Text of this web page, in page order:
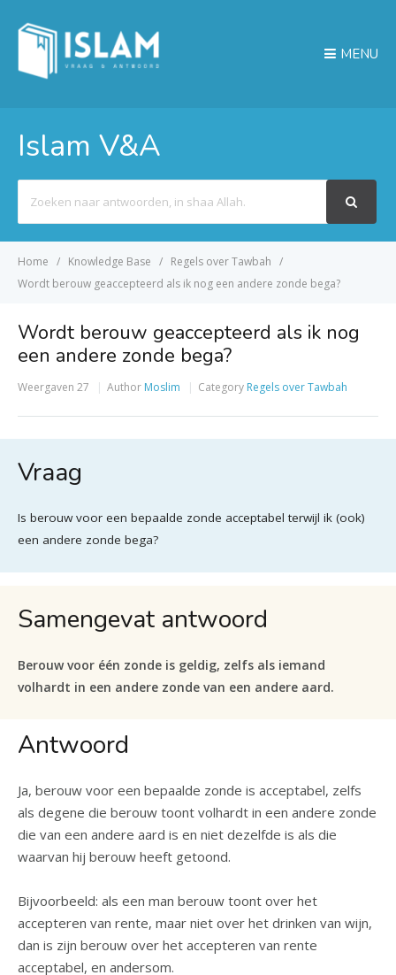
MENU
Islam V&A
For
Home Knowledge Base
Regels over Tawbah
Wordt berouw geaccepteerd als ik nog een andere zonde bega?
Wordt berouw geaccepteerd als ik nog
een andere zonde bega?
Weergaven 27 Author Moslim Category Regels over Tawbah
Vraag
Is berouw voor een bepaalde zonde acceptabel terwijl ik (ook)
een andere zonde bega?
Samengevat antwoord
Berouw voor één zonde is geldig, zelfs als iemand
volhardt in een andere zonde van een andere aard.
Antwoord
Ja, berouw voor een bepaalde zonde is acceptabel, zelfs
als degene die berouw toont volhardt in een andere zonde
die van een andere aard is en niet dezelfde is als die
waarvan hij berouw heeft getoond.
Bijvoorbeeld: als een man berouw toont over het
accepteren van rente, maar niet over het drinken van wijn,
dan is zijn berouw over het accepteren van rente
acceptabel, en andersom.